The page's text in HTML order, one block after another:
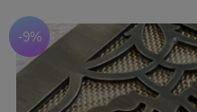
-9%